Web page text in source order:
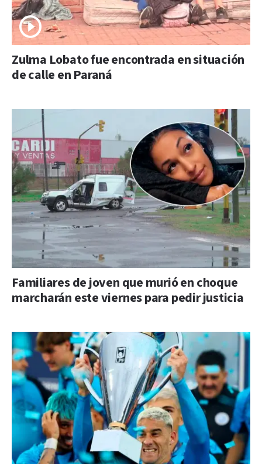
Zulma Lobato fue encontrada en situación
de calle en Paraná
Familiares de joven que murió en choque
marcharán este viernes para pedir justicia